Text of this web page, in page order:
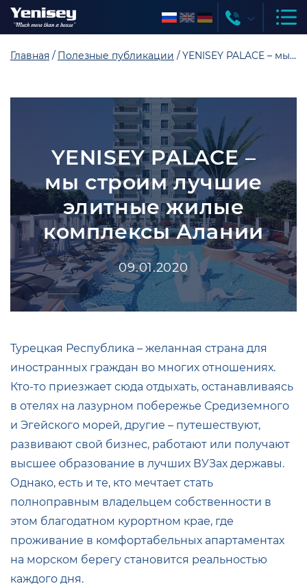
Главная Полезные публикации YENISEY PALACE – мы строим лучшие элитные жилые комплексы Алании
YENISEY PALACE –
мы строим лучшие
элитные жилые
комплексы Алании
09.01.2020
Турецкая Республика – желанная страна для
иностранных граждан во многих отношениях.
Кто-то приезжает сюда отдыхать, останавливаясь
в отелях на лазурном побережье Средиземного
и Эгейского морей, другие – путешествуют,
развивают свой бизнес, работают или получают
высшее образование в лучших ВУЗах державы.
Однако, есть и те, кто мечтает стать
полноправным владельцем собственности в
этом благодатном курортном крае, где
проживание в комфортабельных апартаментах
на морском берегу становится реальностью
каждого дня.